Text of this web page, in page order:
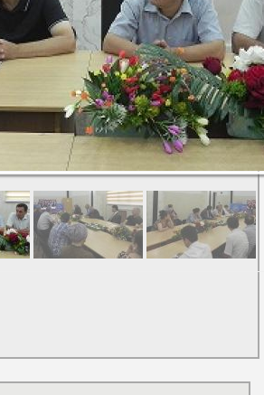
НАВИ ТАҲСИЛ ОҒОЗ ГАРДИД